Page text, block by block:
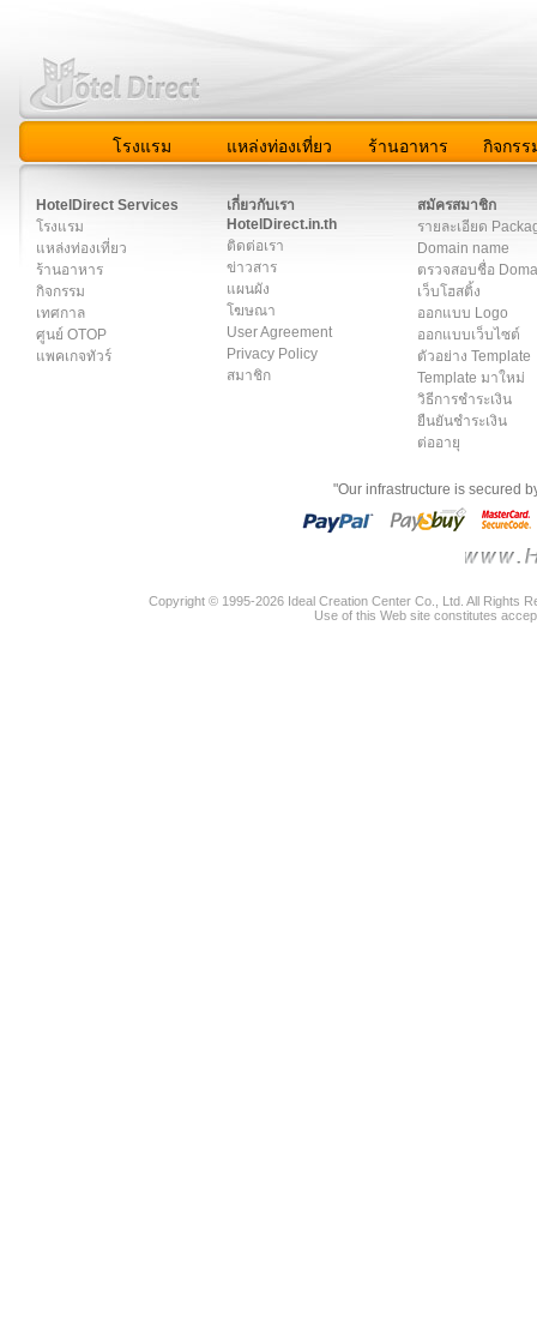
โรงแรม แหล่งท่องเที่ยว ร้านอาหาร กิจกรร
HotelDirect Services
โรงแรม
แหล่งท่องเที่ยว
ร้านอาหาร
กิจกรรม
เทศกาล
ศูนย์ OTOP
แพคเกจทัวร์
เกี่ยวกับเรา
HotelDirect.in.th
ติดต่อเรา
ข่าวสาร
แผนผัง
โฆษณา
User Agreement
Privacy Policy
สมาชิก
สมัครสมาชิก
รายละเอียด
Domain name
ตรวจสอบชื่อ
เว็บโฮสติ้ง
ออกแบบ Logo
ออกแบบเว็บไซต์
ตัวอย่าง Template
Template มาใหม่
วิธีการชำระเงิน
ยืนยันชำระเงิน
ต่ออายุ
"Our infrastructure is secured
Copyright © 1995-2026 Ideal Creation Center Co., Ltd. All Rights
Use of this Web site constitutes